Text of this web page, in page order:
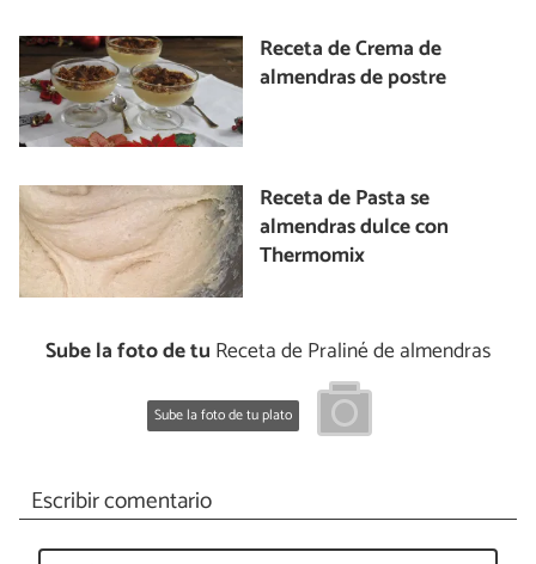
Receta de Crema de
almendras de postre
Receta de Pasta se
almendras dulce con
Thermomix
Sube la foto de tu Receta de Praliné de almendras
Sube la foto de tu plato
Escribir comentario